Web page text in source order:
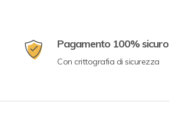
Pagamento 100% sicuro
Con crittografia di sicurezza